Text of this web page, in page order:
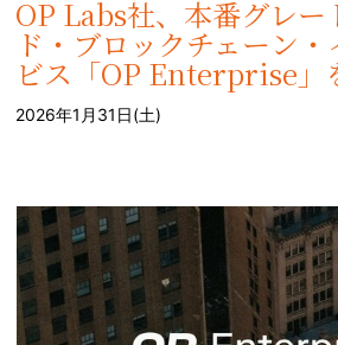
OP Labs社、本番グレー
ド・ブロックチェーン
ビス「OP Enterprise」
2026年1月31日(土)